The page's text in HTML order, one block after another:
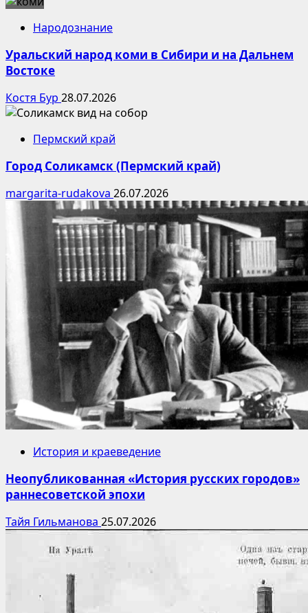
Народознание
Уральский народ коми в Сибири и на Дальнем
Востоке
Костя Бур 28.07.2026
Пермский край
Город Соликамск (Пермский край)
margarita-rudakova 26.07.2026
История и краеведение
Неопубликованная «История русских городов»
раннесоветской эпохи
Тайя Гильманова 25.07.2026